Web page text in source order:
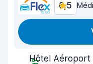
6,5
Hôtel Aéroport